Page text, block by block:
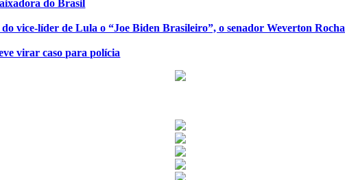
do Brasil
vice-líder de Lula o “Joe Biden Brasileiro”, o senador Weverton Rocha
virar caso para polícia